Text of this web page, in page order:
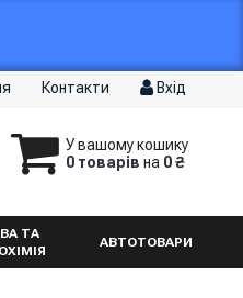
Контакти Вхід
У вашому кошику
0 товарів на 0 ₴
ТА
АВТОТОВАРИ